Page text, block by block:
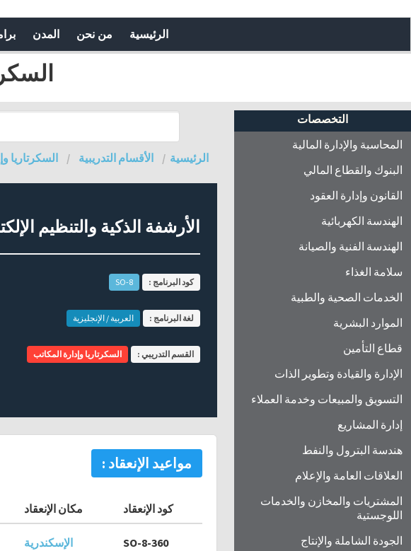
الرئيسية من نحن المدن
التخصصات
المحاسبة والإدارة المالية
البنوك والقطاع المالي
القانون وإدارة العقود
الهندسة الكهربائية
الهندسة الفنية والصيانة
سلامة الغذاء
الخدمات الصحية والطبية
الموارد البشرية
قطاع التأمين
الإدارة والقيادة وتطوير الذات
التسويق والمبيعات وخدمة العملاء
إدارة المشاريع
هندسة البترول والنفط
العلاقات العامة والإعلام
المشتريات والمخازن والخدمات
اللوجستية
الجودة الشاملة والإنتاج
الرئيسية الأقسام التدريبية السكرتاريا
الأرشفة الذكية والتنظيم
كود البرنامج : SO-8
لغة البرنامج : العربية / الإنجليزية
القسم التدريبي : السكرتاريا وإدارة المكاتب
مواعيد الإنعقاد :
كود الإنعقاد مكان الإنعقاد
SO-8-360 الإسكندرية